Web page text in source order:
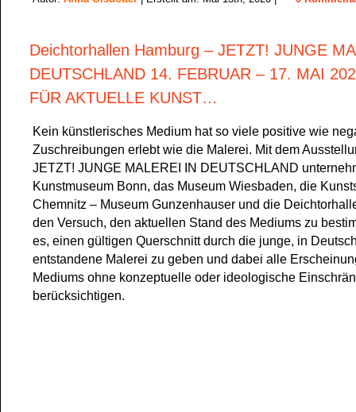
Deichtorhallen Hamburg – JETZT! JUNGE
DEUTSCHLAND 14. FEBRUAR – 17. MAI
FÜR AKTUELLE KUNST… ­
Kein künstlerisches Medium hat so viele positive wie
Zuschreibungen erlebt wie die Malerei. Mit dem
JETZT! JUNGE MALEREI IN DEUTSCHLAND
Kunstmuseum Bonn, das Museum Wiesbaden, die
Chemnitz – Museum Gunzenhauser und die
den Versuch, den aktuellen Stand des Mediums zu
es, einen gültigen Querschnitt durch die junge, in
entstandene Malerei zu geben und dabei alle
Mediums ohne konzeptuelle oder ideologische
berücksichtigen.